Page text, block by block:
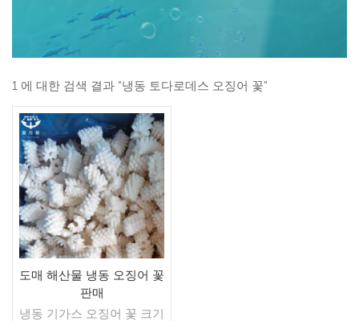
1 에 대한 검색 결과 "냉동 토다로데스 오징어 꽃"
도매 해산물 냉동 오징어 꽃
판매
냉동 기가스 오징어 꽃 크기